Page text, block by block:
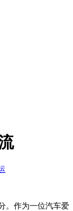
。作为一位汽车爱